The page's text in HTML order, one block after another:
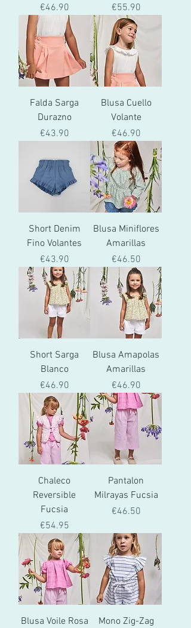
價格
€46.90
價格
€55.90
Falda Sarga
Durazno
價格
€43.90
Blusa Cuello
Volante
價格
€46.90
Short Denim
Fino Volantes
價格
€43.90
Blusa Miniflores
Amarillas
價格
€46.50
Short Sarga
Blanco
價格
€46.90
Blusa Amapolas
Amarillas
價格
€46.90
Chaleco
Reversible
Fucsia
價格
€54.95
Pantalon
Milrayas Fucsia
價格
€46.50
Blusa Voile Rosa
Mono Zig-Zag